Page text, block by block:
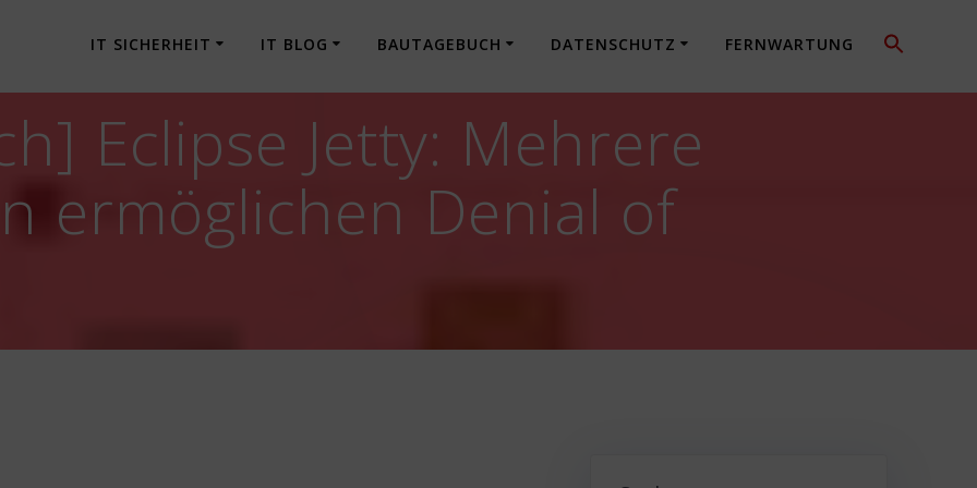
IT SICHERHEIT IT BLOG BAUTAGEBUCH DATENSCHUTZ FERNWARTUNG
Eclipse Jetty: Mehrere
ermöglichen Denial of